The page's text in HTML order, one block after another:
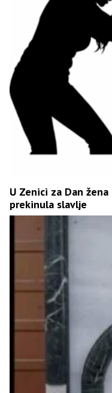
U Zenici za Dan
prekinula slavlje